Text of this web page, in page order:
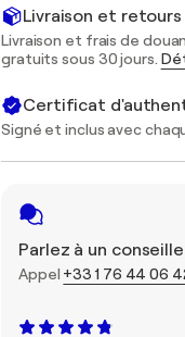
Livraison et
Livraison et frais de
gratuits sous 30 jours.
Certificat
Signé et inclus avec
Parlez à un
Appel +33 1 76 44 06